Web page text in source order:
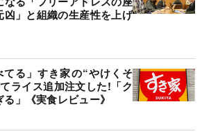
」と組織の生産性を上げ
てる」すき家の“やけくそ
ライス追加注文した!「ク
」《実食レビュー》